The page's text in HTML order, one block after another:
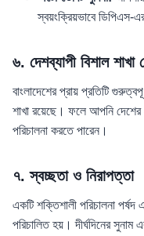
স্বয়ংক্রিয়ভাবে ডিপিএস-
৬. দেশব্যাপী বিশাল শাখা
বাংলাদেশের প্রায় প্রতিটি
শাখা রয়েছে। ফলে আপনি
পরিচালনা করতে পারেন।
৭. স্বচ্ছতা ও নিরাপত্তা
একটি শক্তিশালী পরিচালনা পর্ষদ
পরিচালিত হয়। দীর্ঘদিনের সুনাম